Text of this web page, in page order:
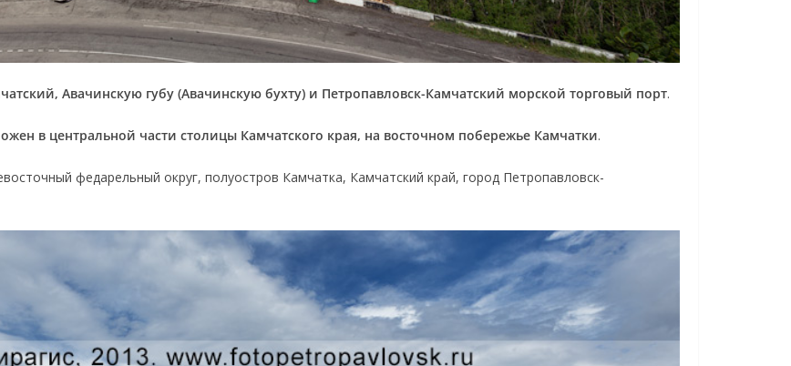
Авачинскую губу (Авачинскую бухту) и Петропавловск-Камчатский морской торговый порт.
в центральной части столицы Камчатского края, на восточном побережье Камчатки.
федарельный округ, полуостров Камчатка, Камчатский край, город Петропавловск-